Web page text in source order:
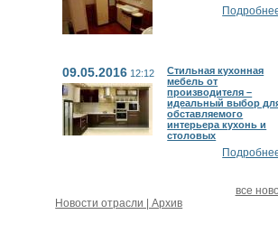
09.05.2016 12:12
Стильная кухонная
мебель от
производителя –
идеальный выбор
обставляемого
интерьера кухонь и
столовых
все
Новости отрасли | Архив